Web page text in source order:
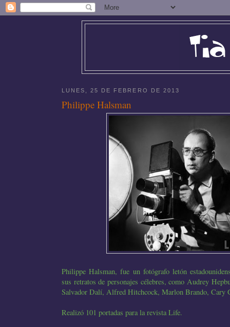
LUNES, 25 DE FEBRERO DE 2013
Philippe Halsman
Philippe Halsman, fue un fotógrafo letón
sus retratos de personajes célebres, como Audrey
Salvador Dalí, Alfred Hitchcock, Marlon Brando, Cary
Realizó 101 portadas para la revista Life.